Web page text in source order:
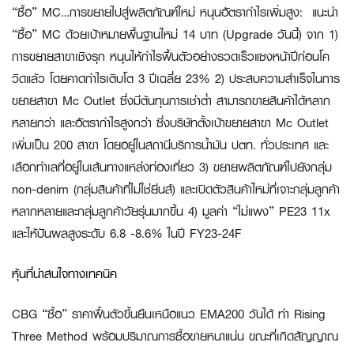
“ซื้อ” MC…การขยายไปสู่ผลิตภัณฑ์ใหม่ หนุนอัตรากำไรเพิ่มสูง: แนะนำ
“ซื้อ” MC ด้วยเป้าหมายพื้นฐานใหม่ 14 บาท (Upgrade วันนี้) จาก 1)
การขยายสาขาเชิงรุก หนุนให้กำไรฟื้นตัวอย่างรวดเร็วแซงหน้าปีก่อนโค
วิดแล้ว โดยคาดกำไรเติบโต 3 ปีเฉลี่ย 23% 2) ประสบความสำเร็จในการ
ขยายสาขา Mc Outlet ซึ่งมีต้นทุนการเช่าต่ำ สามารถขายสินค้าได้หลาก
หลายกว่า และอัตรากำไรสูงกว่า ซึ่งบริษัทตั้งเป้าขยายสาขา Mc Outlet
เพิ่มเป็น 200 สาขา โดยอยู่ในสถานีบริการน้ำมัน ปตท. ทั่วประเทศ และ
เลือกทำเลที่อยู่ในเส้นทางแหล่งท่องเที่ยว 3) ขยายผลิตภัณฑ์ไปยังกลุ่ม
non-denim (กลุ่มสินค้าที่ไม่ใช่ยีนส์) และเปิดตัวสินค้าใหม่ที่เจาะกลุ่มลูกค้า
หลากหลายและกลุ่มลูกค้าวัยรุ่นมากขึ้น 4) มูลค่า “ไม่แพง” PE23 11x
และให้ปันผลสูงระดับ 6.8 -8.6% ในปี FY23-24F
หุ้นที่น่าสนใจทางเทคนิค
CBG “ซื้อ” ราคาฟื้นตัวขึ้นยืนเหนือแนว EMA200 วันได้ ทำ Rising
Three Method พร้อมปริมาณการซื้อขายหนาแน่น ขณะที่เกิดสัญญาณ